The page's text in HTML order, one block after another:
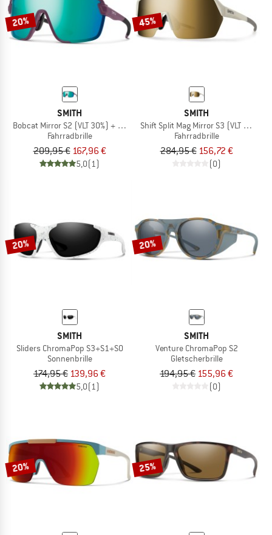
20%
SMITH
Bobcat Mirror S2 (VLT 30%) + S0 (VLT 89%)
Fahrradbrille
209,95 € 167,96 €
5,0(1)
45%
SMITH
Shift Split Mag Mirror S3 (VLT 14%) +
Fahrradbrille
284,95 € 156,72 €
(0)
20%
SMITH
Sliders ChromaPop S3+S1+S0
Sonnenbrille
174,95 € 139,96 €
5,0(1)
20%
SMITH
Venture ChromaPop S2
Gletscherbrille
194,95 € 155,96 €
(0)
20% 25%